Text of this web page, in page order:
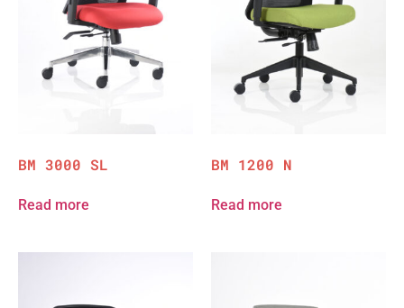
BM 3000 SL
Read more
BM 1200 N
Read more